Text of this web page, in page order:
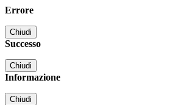
Errore
Chiudi
Successo
Chiudi
Informazione
Chiudi